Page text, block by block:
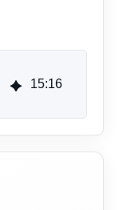
15:16